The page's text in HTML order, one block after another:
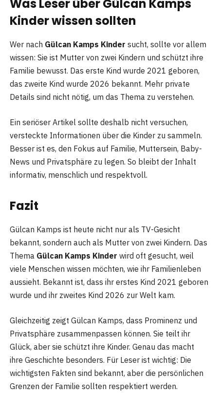
Was Leser über Gülcan Kamps
Kinder wissen sollten
Wer nach Gülcan Kamps Kinder sucht, sollte vor allem
wissen: Sie ist Mutter von zwei Kindern und schützt ihre
Familie bewusst. Das erste Kind wurde 2021 geboren,
das zweite Kind wurde 2026 bekannt. Mehr private
Details sind nicht nötig, um das Thema zu verstehen.
Ein seriöser Artikel sollte deshalb nicht versuchen,
versteckte Informationen über die Kinder zu sammeln.
Besser ist es, den Fokus auf Familie, Muttersein, Baby-
News und Privatsphäre zu legen. So bleibt der Inhalt
informativ, menschlich und respektvoll.
Fazit
Gülcan Kamps ist heute nicht nur als TV-Gesicht
bekannt, sondern auch als Mutter von zwei Kindern. Das
Thema Gülcan Kamps Kinder wird oft gesucht, weil
viele Menschen wissen möchten, wie ihr Familienleben
aussieht. Bekannt ist, dass ihr erstes Kind 2021 geboren
wurde und ihr zweites Kind 2026 zur Welt kam.
Gleichzeitig zeigt Gülcan Kamps, dass Prominenz und
Privatsphäre zusammenpassen können. Sie teilt ihr
Glück, aber sie schützt ihre Kinder. Genau das macht
ihre Geschichte besonders. Für Leser ist wichtig: Die
wichtigsten Fakten sind bekannt, aber die persönlichen
Grenzen der Familie sollten respektiert werden.